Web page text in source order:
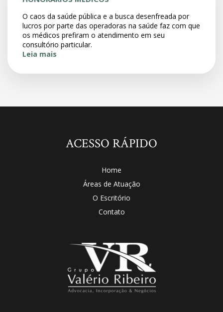
O caos da saúde pública e a busca desenfreada por
lucros por parte das operadoras na saúde faz com que
os médicos prefiram o atendimento em seu
consultório particular.
Leia mais
ACESSO RÁPIDO
Home
Áreas de Atuação
O Escritório
Contato